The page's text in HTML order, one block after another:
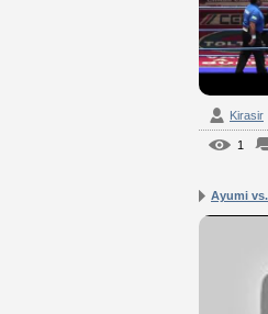
Kirasir
1
Ayumi